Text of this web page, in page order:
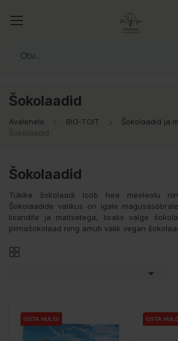
Šokolaadid
Avalehele BIO-TOIT
Šokolaadid ja
Šokolaadid
Šokolaadid
Tükike šokolaadi loob hea meeleolu
Šokolaadide valikus on igale
lisandite ja maitsetega, lisaks valge
piimašokolaad ning amuti valik vegan

OSTA HULGI
OSTA HULGI
OSTA HULGI OSTA
OSTA
OSTA